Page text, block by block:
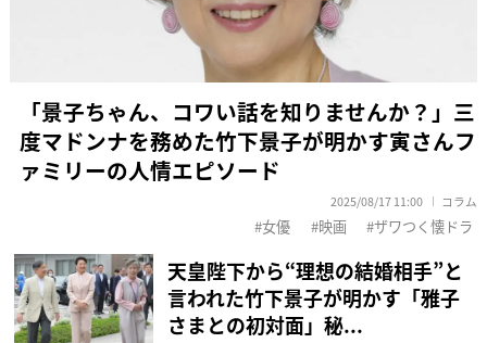
「景子ちゃん、コワい話を知りませんか？」三
度マドンナを務めた竹下景子が明かす寅さんフ
ァミリーの人情エピソード
2025/08/17 11:00 コラム
女優 映画 ザワつく懐ドラ
天皇陛下から“理想の結婚相手”と
言われた竹下景子が明かす「雅子
さまとの初対面」秘...